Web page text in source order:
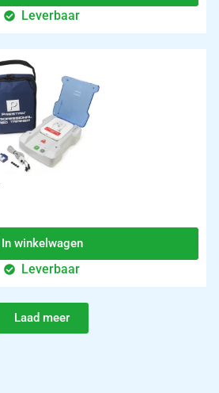
Leverbaar
In winkelwagen
Leverbaar
Laad meer